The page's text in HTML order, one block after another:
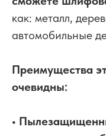
как: металл,
автомобильные
Преимущества
очевидны:
•